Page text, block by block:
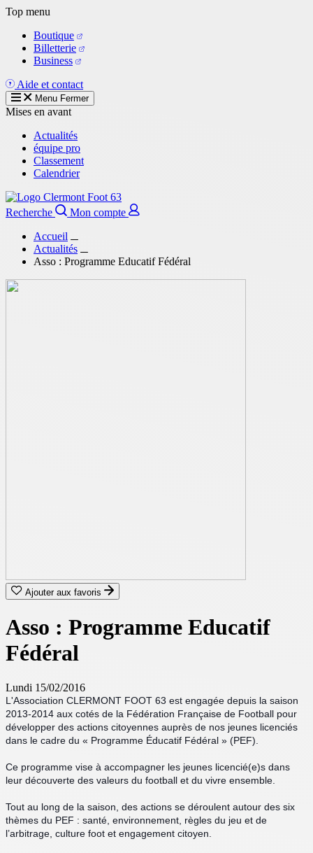
Aller
contenu
principal
Top menu
Boutique
Billetterie
Business
Aide et contact
Menu Fermer
Mises en avant
Actualités
équipe pro
Classement
Calendrier
Recherche
Mon compte
Accueil
Actualités
Asso : Programme Educatif Fédéral
Ajouter aux favoris
Asso : Programme Educatif
Fédéral
Lundi 15/02/2016
L'Association CLERMONT FOOT 63 est engagée depuis la saison
2013-2014 aux cotés de la Fédération Française de Football pour
développer des actions citoyennes auprès de nos jeunes licenciés
dans le cadre du « Programme Éducatif Fédéral » (PEF).
Ce programme vise à accompagner les jeunes licencié(e)s dans
leur découverte des valeurs du football et du vivre ensemble.
Tout au long de la saison, des actions se déroulent autour des six
thèmes du PEF : santé, environnement, règles du jeu et de
l’arbitrage, culture foot et engagement citoyen.